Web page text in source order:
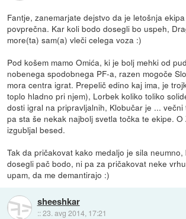
Fantje, zanemarjate dejstvo da je letošnja
povprečna. Kar koli bodo dosegli bo uspeh,
more(ta) sam(a) vleči celega voza :)
Pod košem mamo Omića, ki je bolj mehki od
nobenega spodobnega PF-a, razen mogoče
mora centra igrat. Prepelič edino kaj ima, je
toplo hladno pri njem), Lorbek koliko toliko
dosti igral na pripravljalnih, Klobučar je ...
pa sta še nekak najbolj svetla točka te ekipe.
izgubljal besed.
Tak da pričakovat kako medaljo je sila
dosegli pač bodo, ni pa za pričakovat neke
upam, da me demantirajo :)
sheeshkar
::23. avg 2014, 17:21